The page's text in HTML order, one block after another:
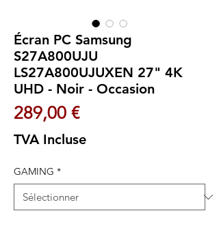
Écran PC Samsung
S27A800UJU
LS27A800UJUXEN 27" 4K
UHD - Noir - Occasion
289,00 €Prix
TVA Incluse
GAMING *